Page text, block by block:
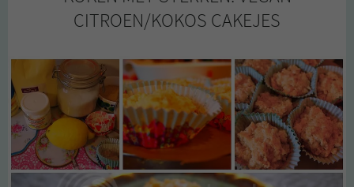
CITROEN/KOKOS CAKEJES